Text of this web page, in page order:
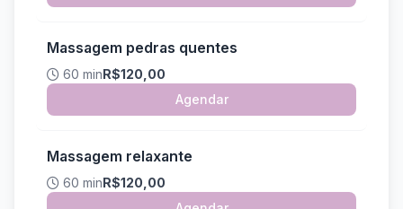
Massagem pedras quentes
60 minR$120,00
Agendar
Massagem relaxante
60 minR$120,00